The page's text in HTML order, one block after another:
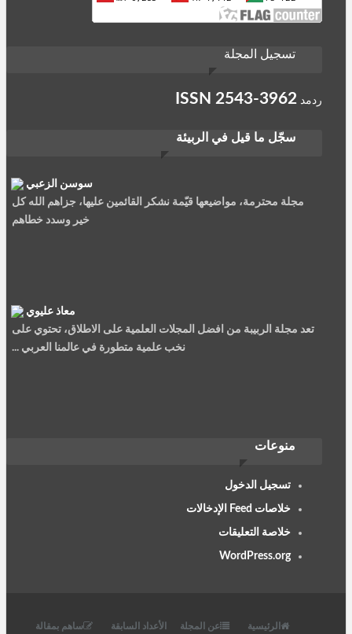
تسجيل المجلة
ردمد ISSN 2543-3962
سجّل ما قيل في الربيئة
سوسن الزعبي
مجلة محترمة، مواضيعها قيّمة نشكر القائمين عليها، جزاهم الله كل
خير وسدد خطاهم
معاذ عليوي
تعد مجلة الربيبة من افضل المجلات العلمية على الاطلاق، تحتوي على
نخب علمية متطورة في عالمنا العربي ...
شكرا جزيلا على المواضيع القيمة، استفدت كثيرا منها.
منوعات
تسجيل الدخول
خلاصات Feed الإدخالات
خلاصة التعليقات
WordPress.org
الرئيسية عن المجلة الأعداد السابقة ساهم بمقالة